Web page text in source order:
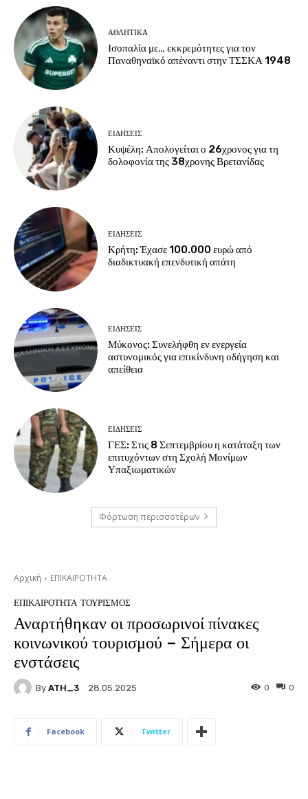
ΑΘΛΗΤΙΚΑ
Ισοπαλία με… εκκρεμότητες για τον
Παναθηναϊκό απέναντι στην ΤΣΣΚΑ 1948
ΕΙΔΗΣΕΙΣ
Κυψέλη: Απολογείται ο 26χρονος για τη
δολοφονία της 38χρονης Βρετανίδας
ΕΙΔΗΣΕΙΣ
Κρήτη: Έχασε 100.000 ευρώ από
διαδικτυακή επενδυτική απάτη
ΕΙΔΗΣΕΙΣ
Μύκονος: Συνελήφθη εν ενεργεία
αστυνομικός για επικίνδυνη οδήγηση και
απείθεια
ΕΙΔΗΣΕΙΣ
ΓΕΣ: Στις 8 Σεπτεμβρίου η κατάταξη των
επιτυχόντων στη Σχολή Μονίμων
Υπαξιωματικών
Φόρτωση περισσοτέρων